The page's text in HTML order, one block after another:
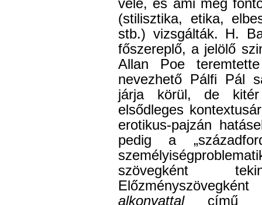
vele, és ami még
(stilisztika, etika,
stb.) vizsgálták. H.
főszereplő, a jelölő
Allan Poe
nevezhető Pálfi Pál
járja körül, de kitér
elsődleges
erotikus-pajzán
pedig a
szövegként
alkonyattalcímű